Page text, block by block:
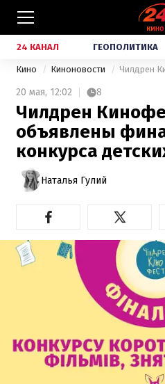
24 КАНАЛ ГЕОПОЛИТИКА
Кино Киноновости
20 мая, 12:02 8
Чилдрен
объявлены
конкурса
Наталья Гулий